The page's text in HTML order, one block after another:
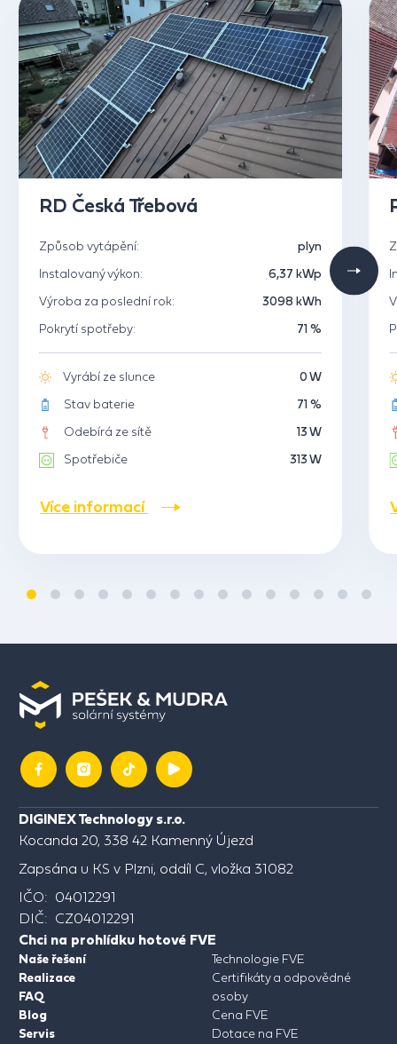
RD Česká Třebová
Způsob vytápění:
plyn
Instalovaný výkon:
6,37 kWp
Výroba za poslední rok:
3098 kWh
Pokrytí spotřeby:
71 %
Vyrábí ze slunce
0 W
Stav baterie
71 %
Odebírá ze sítě
13 W
Spotřebiče
313 W
Více informací
DIGINEX Technology s.r.o.
Kocanda 20, 338 42 Kamenný Újezd
Zapsána u KS v Plzni, oddíl C, vložka 31082
IČO: 04012291
DIČ: CZ04012291
Naše řešení
Realizace
FAQ
Blog
Servis
Technologie FVE
Certifikáty a odpovědné
osoby
Cena FVE
Dotace na FVE
Chci na prohlídku hotové FVE